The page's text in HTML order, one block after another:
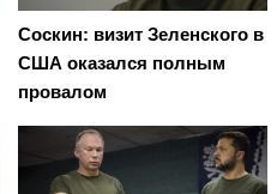
Соскин: визит Зеленского в
США оказался полным
провалом